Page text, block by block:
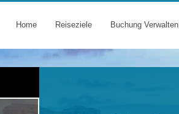
Home Reiseziele Buchung Verwalten